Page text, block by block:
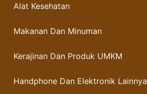
Alat Kesehatan
Makanan Dan Minuman
Kerajinan Dan Produk UMKM
Handphone Dan Elektronik Lainnya